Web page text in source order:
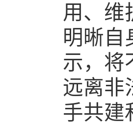
用、维
明晰自
示，将
远离非
手共建